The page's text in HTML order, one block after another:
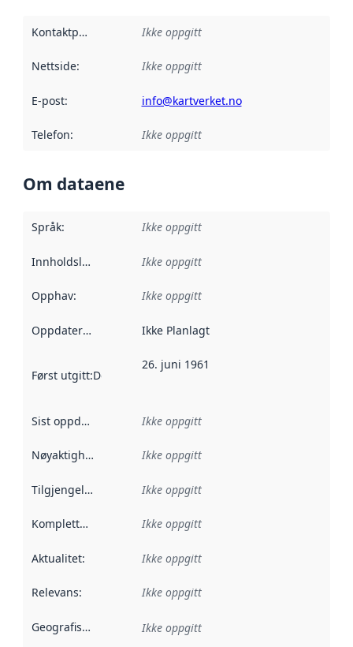
Kontaktpunkt Ikke oppgitt
Nettside: Ikke oppgitt
E-post: info@kartverket.no
Telefon: Ikke oppgitt
Om dataene
Språk: Ikke oppgitt
Innholdsleverandører :
Ikke oppgitt
Opphav: Ikke oppgitt
Oppdateringsfrekvens :
Ikke Planlagt
Først utgitt:Denne datoen sier når dataene i dette
26. juni 1961
Sist oppdatert Ikke oppgitt
Nøyaktighet Ikke oppgitt
Tilgjengelighet Ikke oppgitt
Kompletthet Ikke oppgitt
Aktualitet: Ikke oppgitt
Relevans: Ikke oppgitt
Geografisk avgrensning :
Ikke oppgitt